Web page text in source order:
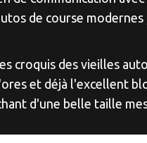
de course modernes
croquis des vieilles
et déjà l'excellent
d'une belle taille